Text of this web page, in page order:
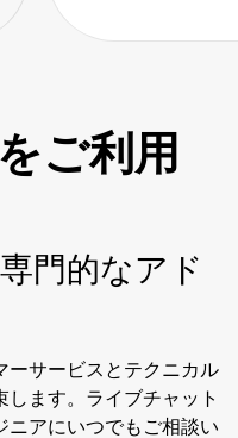
ご利用
門的なアド
ーサービスとテクニカル
ます。ライブチャット
ニアにいつでもご相談い